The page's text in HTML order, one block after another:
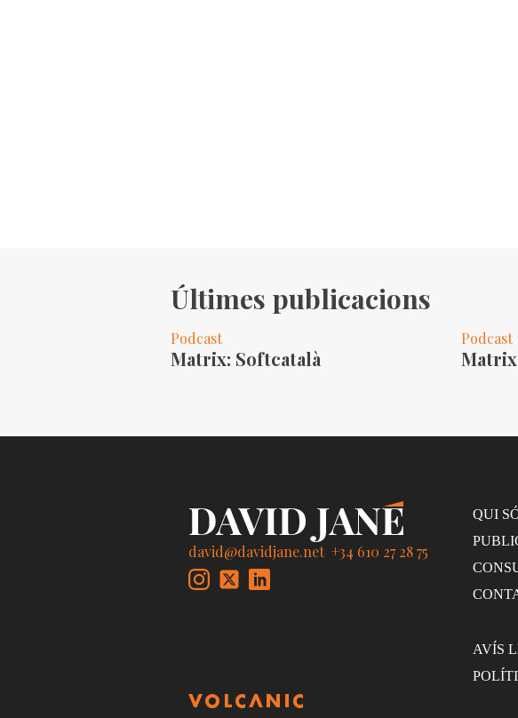
Últimes publicacions
Podcast
Matrix: Softcatalà
Podcast
david@davidjane.net +34 610 27 28 75
QUI
AVÍS